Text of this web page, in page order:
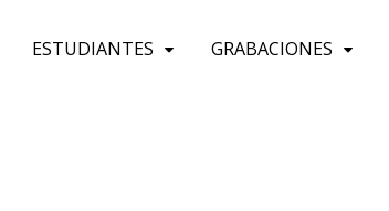
ESTUDIANTES GRABACIONES